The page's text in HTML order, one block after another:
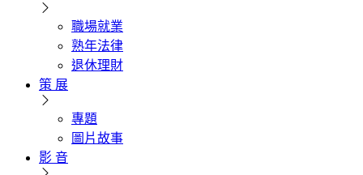
職場就業
熟年法律
退休理財
策 展
專題
圖片故事
影 音